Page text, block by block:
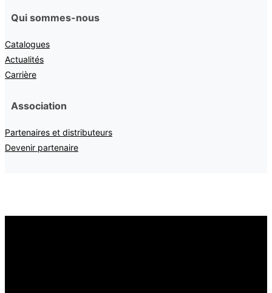
Qui sommes-nous
Catalogues
Actualités
Carrière
Association
Partenaires et distributeurs
Devenir partenaire